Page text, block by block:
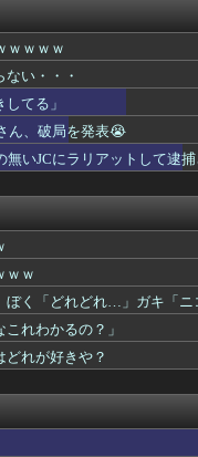
←これｗｗｗｗｗ
ですか？
艇につぎ込...
ランス会長が残留...
介した瞬間、とん...
い姿で発見される…...
→守田代表落ちｗ...
らい生きるんだ...
奮！（海外の反...
ｗｗｗ
い・・・
てる」
ん、破局を発表😭
いJCにラリアットして逮
ｗｗ
ぼく「どれどれ…」ガキ「
れわかるの？」
どれが好きや？